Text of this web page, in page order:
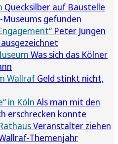
Quecksilber auf Baustelle
gefunden
Peter Jungen
Was sich das Kölner
Wallraf Geld stinkt nicht,
in Köln Als man mit den
erschrecken konnte
Veranstalter ziehen
Themenjahr